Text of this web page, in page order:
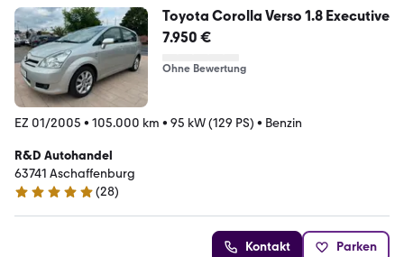
Toyota Corolla Verso 1.8 Executive
7.950 €
Ohne Bewertung
EZ 01/2005 • 105.000 km • 95 kW (129 PS) • Benzin
R&D Autohandel
63741 Aschaffenburg
5 Sterne
(28)
Kontakt Parken